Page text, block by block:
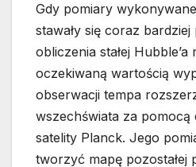
Gdy pomiary
stawały się coraz
obliczenia stałej Hubble’a
oczekiwaną wartością
obserwacji tempa
wszechświata za pomocą
satelity Planck. Jego
tworzyć mapę pozostałej